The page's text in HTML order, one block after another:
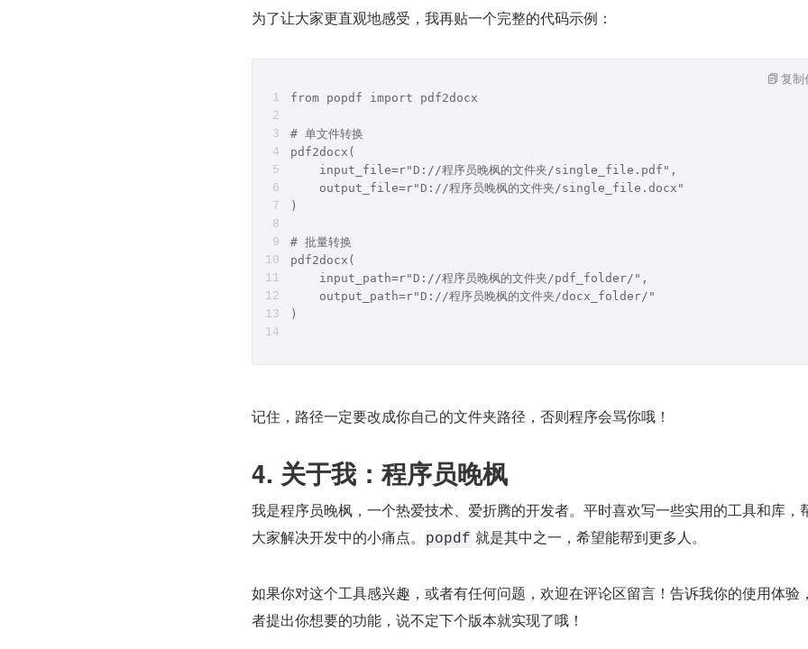
为了让大家更直观地感受，我再贴一个完整的代码示例：
from popdf import pdf2docx
# 单文件转换
pdf2docx(
    input_file=r"D://程序员晚枫的文件夹/single_file.pdf",
    output_file=r"D://程序员晚枫的文件夹/single_file.docx"
)
# 批量转换
pdf2docx(
    input_path=r"D://程序员晚枫的文件夹/pdf_folder/",
    output_path=r"D://程序员晚枫的文件夹/docx_folder/"
)
复制
记住，路径一定要改成你自己的文件夹路径，否则程序会骂你哦！
4. 关于我：程序员晚枫
我是程序员晚枫，一个热爱技术、爱折腾的开发者。平时喜欢写一些实用的工具和库，
大家解决开发中的小痛点。
popdf 就是其中之一，希望能帮到更多人。
如果你对这个工具感兴趣，或者有任何问题，欢迎在评论区留言！告诉我你的使用体验
者提出你想要的功能，说不定下个版本就实现了哦！